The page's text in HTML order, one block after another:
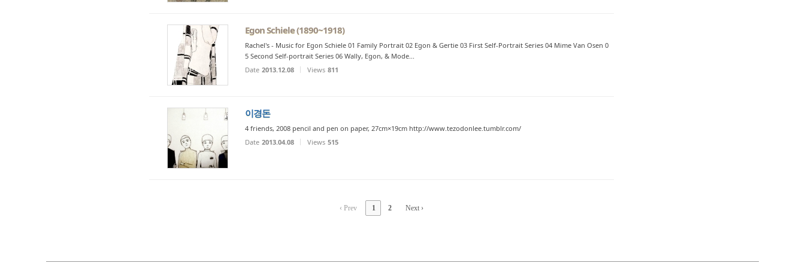
Egon Schiele (1890~1918)
Rachel's - Music for Egon Schiele 01 Family Portrait 02 Egon & Gertie 03 First Self-Portrait Series 04 Mime Van Osen 0
5 Second Self-portrait Series 06 Wally, Egon, & Mode...
Date 2013.12.08 Views 811
이경돈
4 friends, 2008 pencil and pen on paper, 27cm×19cm http://www.tezodonlee.tumblr.com/
Date 2013.04.08 Views 515
‹ Prev 1 2 Next ›